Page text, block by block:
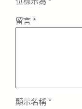
留言 *
顯示名稱 *